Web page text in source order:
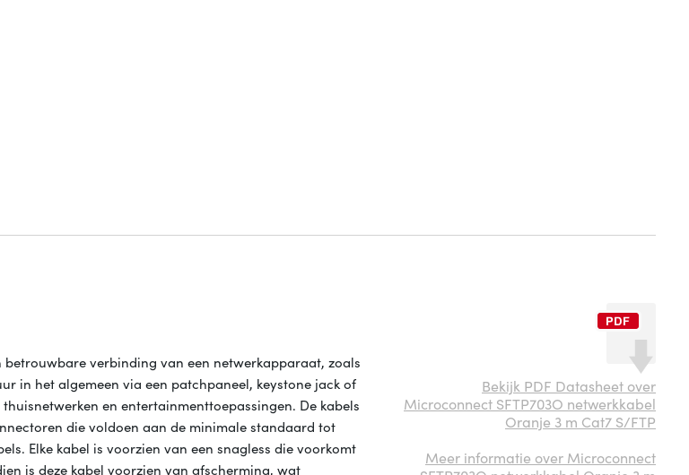
betrouwbare verbinding van een netwerkapparaat, zoals
in het algemeen via een patchpaneel, keystone jack of
en entertainmenttoepassingen. De kabels
die voldoen aan de minimale standaard tot
Elke kabel is voorzien van een snagless die voorkomt
is deze kabel voorzien van afscherming, wat
Bekijk PDF Datasheet over
Microconnect SFTP703O netwerkkabel
Oranje 3 m Cat7 S/FTP
Meer informatie over Microconnect